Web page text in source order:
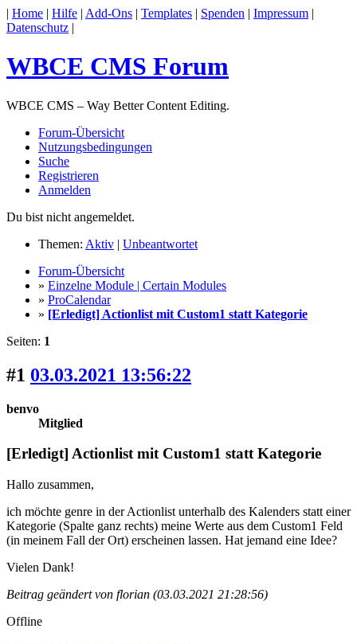
| Home | Hilfe | Add-Ons | Templates | Spenden | Impressum |
Datenschutz |
WBCE CMS Forum
WBCE CMS – Way Better Content Editing.
Forum-Übersicht
Nutzungsbedingungen
Suche
Registrieren
Anmelden
Du bist nicht angemeldet.
Themen: Aktiv | Unbeantwortet
Forum-Übersicht
» Einzelne Module | Certain Modules
» ProCalendar
» [Erledigt] Actionlist mit Custom1 statt Kategorie
Seiten: 1
#1 03.03.2021 13:56:22
benvo
Mitglied
[Erledigt] Actionlist mit Custom1 statt Kategorie
Hallo zusammen,
ich möchte genre in der Actionlist unterhalb des Kalenders statt einer
Kategorie (Spalte ganz rechts) meine Werte aus dem Custom1 Feld
(in meinem Fall der Ort) erscheinen lassen. Hat jemand eine Idee?
Vielen Dank!
Beitrag geändert von florian (03.03.2021 21:28:56)
Offline